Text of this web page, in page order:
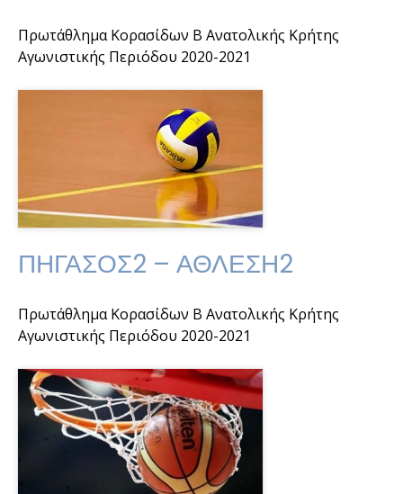
Πρωτάθλημα Κορασίδων Β Ανατολικής Κρήτης
Αγωνιστικής Περιόδου 2020-2021
ΠΗΓΑΣΟΣ2 – ΑΘΛΕΣΗ2
Πρωτάθλημα Κορασίδων Β Ανατολικής Κρήτης
Αγωνιστικής Περιόδου 2020-2021